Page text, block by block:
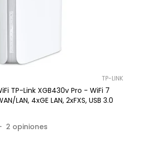
TP-LINK
TP-Link XGB430v Pro - WiFi 7
LAN, 4xGE LAN, 2xFXS, USB 3.0
2 opiniones